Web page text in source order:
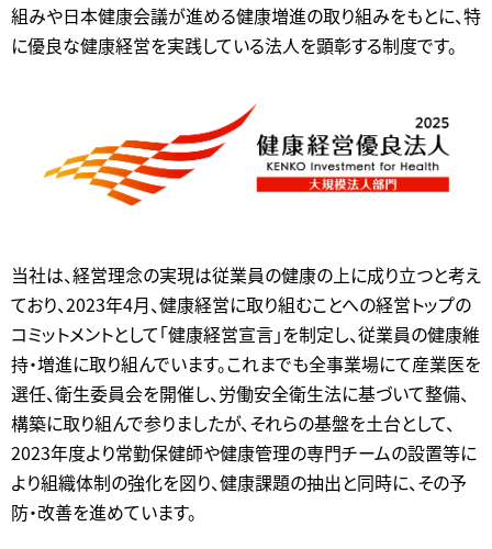
組みや日本健康会議が進める健康増進の取り組みをもとに、特
に優良な健康経営を実践している法人を顕彰する制度です。
当社は、経営理念の実現は従業員の健康の上に成り立つと考え
ており、2023年4月、健康経営に取り組むことへの経営トップの
コミットメントとして「健康経営宣言」を制定し、従業員の健康維
持・増進に取り組んでいます。これまでも全事業場にて産業医を
選任、衛生委員会を開催し、労働安全衛生法に基づいて整備、
構築に取り組んで参りましたが、それらの基盤を土台として、
2023年度より常勤保健師や健康管理の専門チームの設置等に
より組織体制の強化を図り、健康課題の抽出と同時に、その予
防・改善を進めています。